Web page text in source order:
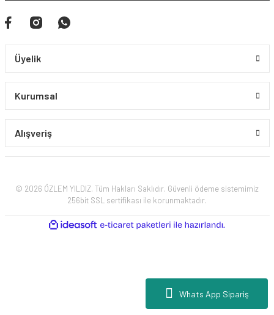
Whats App Sipariş
Üyelik
Kurumsal
Alışveriş
© 2026 ÖZLEM YILDIZ. Tüm Hakları Saklıdır. Güvenli ödeme sistemimiz
256bit SSL sertifikası ile korunmaktadır.
ideasoft
e-